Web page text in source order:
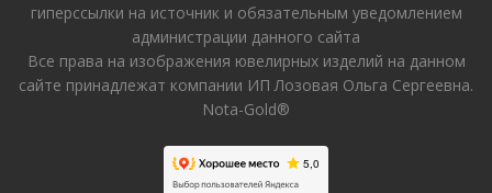
гиперссылки на источник и обязательным уведомлением
администрации данного сайта
Все права на изображения ювелирных изделий на данном
сайте принадлежат компании ИП Лозовая Ольга Сергеевна.
Nota-Gold®